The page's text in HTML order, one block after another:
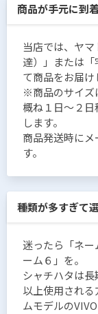
商品が手元に到
当店では、ヤ
達）」または
て商品をお届け
※商品のサイズ
概ね１日〜２
します。
商品発送時に
す。
種類が多すぎて
迷ったら「ネ
ーム６」を。
シャチハタは
以上使用され
ムモデルの